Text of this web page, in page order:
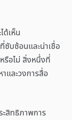
ด้เห็น
บซ้อนและน่าเชื่อ
รือไม่ สิ่งหนึ่งที่
และวงการสื่อ
สิทธิภาพการ